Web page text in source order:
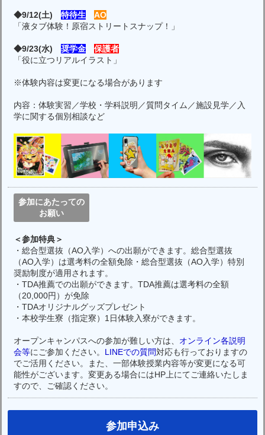
◆9/12(土) 特待生
AO
「液タブ体験！原宿ストリートスナップ！」
◆9/23(水) 奨学金
保護者
「役に立つリアルイラスト」
※体験内容は変更になる場合があります
内容：体験実習／学校・学科説明／質問タイム／施設見学／入
学に関する個別相談など
参加にあたっての
お願い
＜参加特典＞
・総合型選抜（AO入学）への出願ができます。総合型選抜
（AO入学）は選考料の全額免除・総合型選抜（AO入学）特別
奨励制度が適用されます。
・TDA推薦での出願ができます。TDA推薦は選考料の全額
（20,000円）が免除
・TDAオリジナルグッズプレゼント
・本校学生寮（指定寮）1日体験入寮ができます。
オープンキャンパスへの参加が難しい方は、 オンライン各説明
会等にご参加ください。 LINEでの質問対応も行っておりますの
でご活用ください。また、一部体験授業内容等が変更になる可
能性がございます。変更ある場合にはHP上にてご連絡いたしま
すので、ご確認ください。